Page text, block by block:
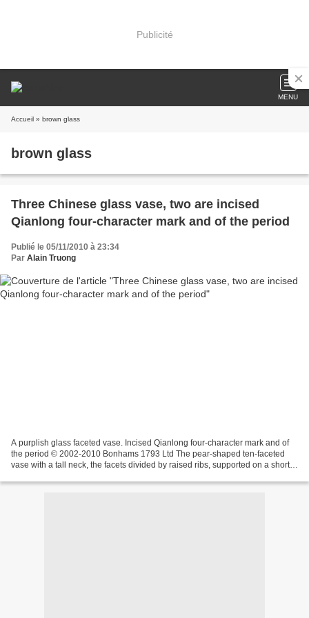
Publicité
MENU
Accueil » brown glass
brown glass
Three Chinese glass vase, two are incised
Qianlong four-character mark and of the period
Publié le 05/11/2010 à 23:34
Par Alain Truong
A purplish glass faceted vase. Incised Qianlong four-character mark and of
the period © 2002-2010 Bonhams 1793 Ltd The pear-shaped ten-faceted
vase with a tall neck, the facets divided by raised ribs, supported on a short